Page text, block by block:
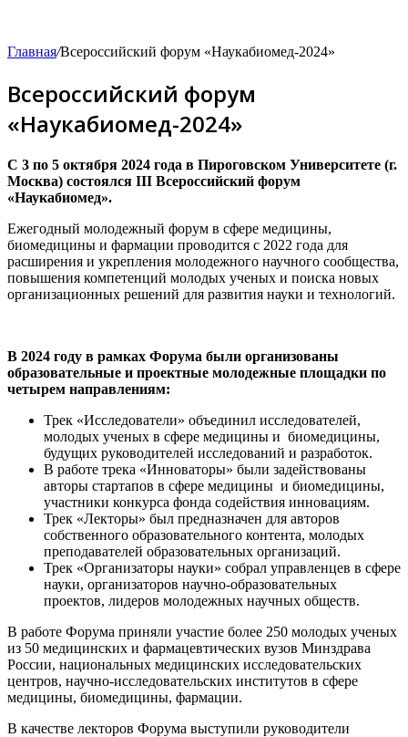
Главная/Всероссийский форум «Наукабиомед-2024»
Всероссийский форум
«Наукабиомед-2024»
С 3 по 5 октября 2024 года в Пироговском Университете (г.
Москва) состоялся III Всероссийский форум
«Наукабиомед».
Ежегодный молодежный форум в сфере медицины,
биомедицины и фармации проводится с 2022 года для
расширения и укрепления молодежного научного сообщества,
повышения компетенций молодых ученых и поиска новых
организационных решений для развития науки и технологий.
В 2024 году в рамках Форума были организованы
образовательные и проектные молодежные площадки по
четырем направлениям:
Трек «Исследователи» объединил исследователей,
молодых ученых в сфере медицины и биомедицины,
будущих руководителей исследований и разработок.
В работе трека «Инноваторы» были задействованы
авторы стартапов в сфере медицины и биомедицины,
участники конкурса фонда содействия инновациям.
Трек «Лекторы» был предназначен для авторов
собственного образовательного контента, молодых
преподавателей образовательных организаций.
Трек «Организаторы науки» собрал управленцев в сфере
науки, организаторов научно-образовательных
проектов, лидеров молодежных научных обществ.
В работе Форума приняли участие более 250 молодых ученых
из 50 медицинских и фармацевтических вузов Минздрава
России, национальных медицинских исследовательских
центров, научно-исследовательских институтов в сфере
медицины, биомедицины, фармации.
В качестве лекторов Форума выступили руководители